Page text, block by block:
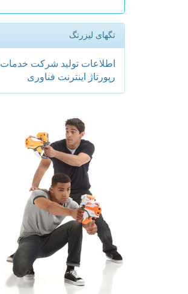
تگهای لیزرتگ
اطلاعات تولید شركت خدمات
رپورتاژ
اینترنت فناوری